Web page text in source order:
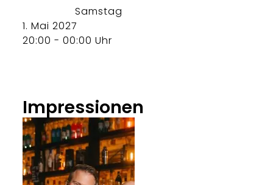
Samstag
1. Mai 2027
20:00 - 00:00 Uhr
Impressionen